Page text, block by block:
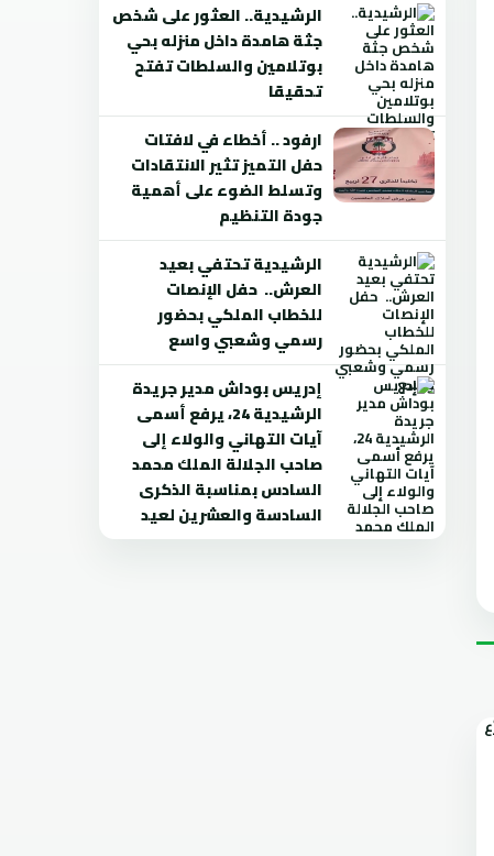
الرشيدية.. العثور على شخص
جثة هامدة داخل منزله بحي
بوتلامين والسلطات تفتح
تحقيقا
ارفود .. أخطاء في لافتات
حفل التميز تثير الانتقادات
وتسلط الضوء على أهمية
جودة التنظيم
الرشيدية تحتفي بعيد
العرش.. حفل الإنصات
للخطاب الملكي بحضور
رسمي وشعبي واسع
إدريس بوداش مدير جريدة
الرشيدية 24، يرفع أسمى
آيات التهاني والولاء إلى
صاحب الجلالة الملك محمد
السادس بمناسبة الذكرى
السادسة والعشرين لعيد